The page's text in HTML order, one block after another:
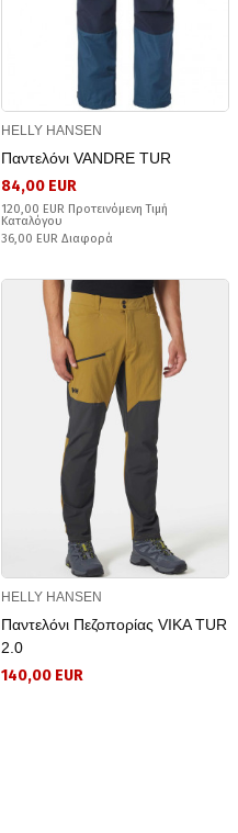
HELLY HANSEN
Παντελόνι VANDRE TUR
84,00 EUR
120,00 EUR Προτεινόμενη Τιμή
Καταλόγου
36,00 EUR Διαφορά
HELLY HANSEN
Παντελόνι Πεζοπορίας VIKA TUR
2.0
140,00 EUR